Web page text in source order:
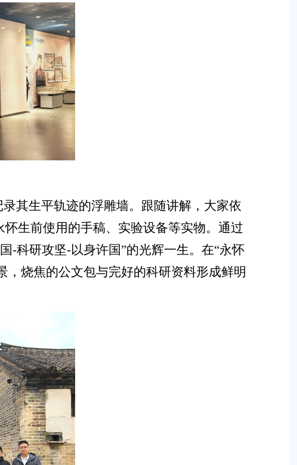
其生平轨迹的浮雕墙。跟随讲解，大家依
生前使用的手稿、实验设备等实物。通过
-科研攻坚-以身许国”的光辉一生。在“永怀
烧焦的公文包与完好的科研资料形成鲜明